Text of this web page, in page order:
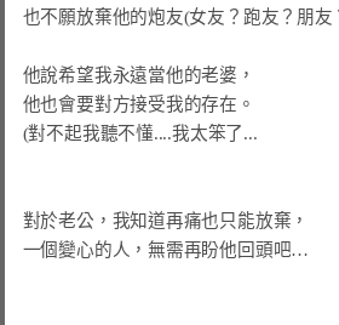
也不願放棄他的炮友(女友？跑友？朋友
他說希望我永遠當他的老婆，
他也會要對方接受我的存在。
(對不起我聽不懂....我太笨了...
對於老公，我知道再痛也只能放棄，
一個變心的人，無需再盼他回頭吧…